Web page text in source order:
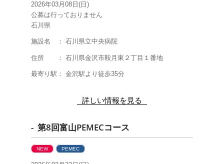
2026年03月08日(日)
公募は行っておりません
石川県
施設名 ： 石川県立中央病院
住所 ： 石川県金沢市鞍月東２丁目１番地
最寄り駅： 金沢駅より徒歩35分
詳しい情報を見る
- 第8回富山PEMECコース
NEW PEMEC